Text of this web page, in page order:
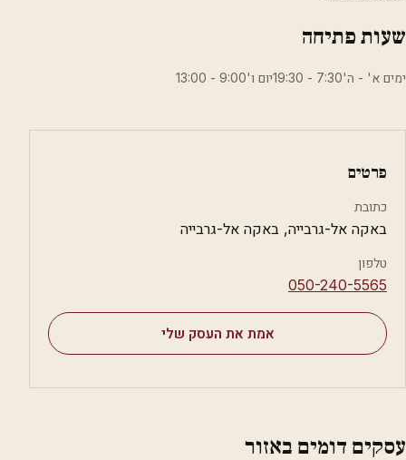
שעות פתיחה
ימים א' - ה'7:30 - 19:30יום ו'9:00 - 13:00
פרטים
כתובת
באקה אל-גרבייה, באקה אל-גרבייה
טלפון
⁦050-240-5565⁩
אמת את העסק שלי
עסקים דומים באזור